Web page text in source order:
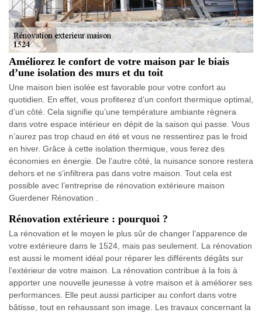
Améliorez le confort de votre maison par le biais
d’une isolation des murs et du toit
Une maison bien isolée est favorable pour votre confort au
quotidien. En effet, vous profiterez d’un confort thermique optimal,
d’un côté. Cela signifie qu’une température ambiante règnera
dans votre espace intérieur en dépit de la saison qui passe. Vous
n’aurez pas trop chaud en été et vous ne ressentirez pas le froid
en hiver. Grâce à cette isolation thermique, vous ferez des
économies en énergie. De l’autre côté, la nuisance sonore restera
dehors et ne s’infiltrera pas dans votre maison. Tout cela est
possible avec l’entreprise de rénovation extérieure maison
Guerdener Rénovation .
Rénovation extérieure : pourquoi ?
La rénovation et le moyen le plus sûr de changer l’apparence de
votre extérieure dans le 1524, mais pas seulement. La rénovation
est aussi le moment idéal pour réparer les différents dégâts sur
l’extérieur de votre maison. La rénovation contribue à la fois à
apporter une nouvelle jeunesse à votre maison et à améliorer ses
performances. Elle peut aussi participer au confort dans votre
bâtisse, tout en rehaussant son image. Les travaux concernant la